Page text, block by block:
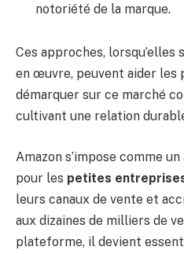
notoriété de la marque.
Ces approches,
en œuvre, peuvent aider les
démarquer sur ce marché
cultivant une relation
Amazon s’impose comme
pour les petites
leurs canaux de vente et
aux dizaines de milliers de
plateforme, il devient